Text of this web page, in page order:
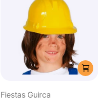
Fiestas Guirca